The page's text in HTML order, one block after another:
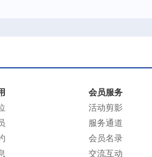
会员服务
活动剪影
服务通道
会员名录
交流互动